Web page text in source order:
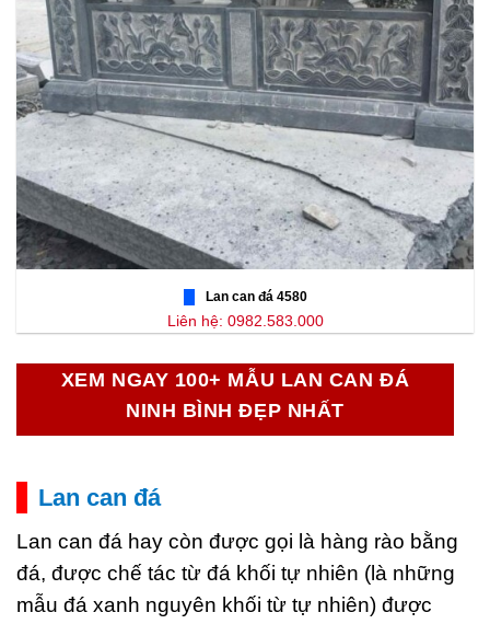
Lan can đá 4580
Liên hệ: 0982.583.000
XEM NGAY 100+ MẪU LAN CAN ĐÁ
NINH BÌNH ĐẸP NHẤT
Lan can đá
Lan can đá hay còn được gọi là hàng rào bằng
đá, được chế tác từ đá khối tự nhiên (là những
mẫu đá xanh nguyên khối từ tự nhiên) được